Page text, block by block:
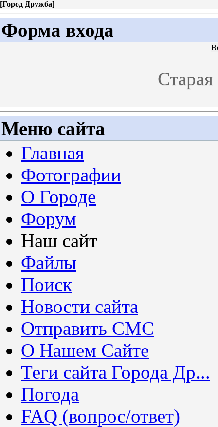
[Город Дружба]
Форма входа
Меню сайта
Главная
Фотографии
О Городе
Форум
Наш сайт
Файлы
Поиск
Новости сайта
Отправить СМС
О Нашем Сайте
Теги сайта Города Др...
Погода
FAQ (вопрос/ответ)